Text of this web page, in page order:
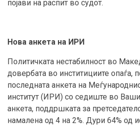
појави на распит во судот.
Нова анкета на ИРИ
Политичката нестабилност во
довербата во инститициите опаѓа,
последната анкета на
институт (ИРИ) со седиште во
анкета, поддршката за
намалена од 4 на 2%. Дури 64% од